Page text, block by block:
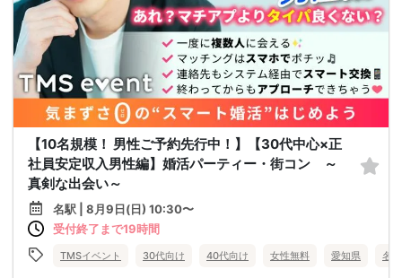
【10名規模！ 男性ご予約先行中！】【30代中心×正
社員安定収入男性編】婚活パーティー・街コン ～
真剣な出会い～
名駅 | 8月9日(日) 10:30〜
受付終了まで19時間
TMSイベント 30代向け 40代向け 女性無料 愛知県 名駅